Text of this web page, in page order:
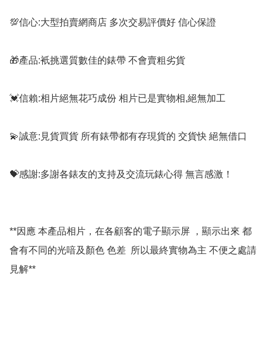
💯信心:大型拍賣網商店 多次交易評價好 信心保證
🎁產品:衹挑選質數佳的錶帶 不會賣粗劣貨
💓信賴:相片絕無花巧成份 相片已是實物相,絕無加工
💫誠意:見貨買貨 所有錶帶都有存現貨的 交貨快 絕無借口
💝感謝:多謝各錶友的支持及交流玩錶心得 無言感激！
**因應 本產品相片，在各顧客的電子顯示屏 ，顯示出來 都
會有不同的光喑及顏色 色差  所以最終實物為主 不便之處請
見解**